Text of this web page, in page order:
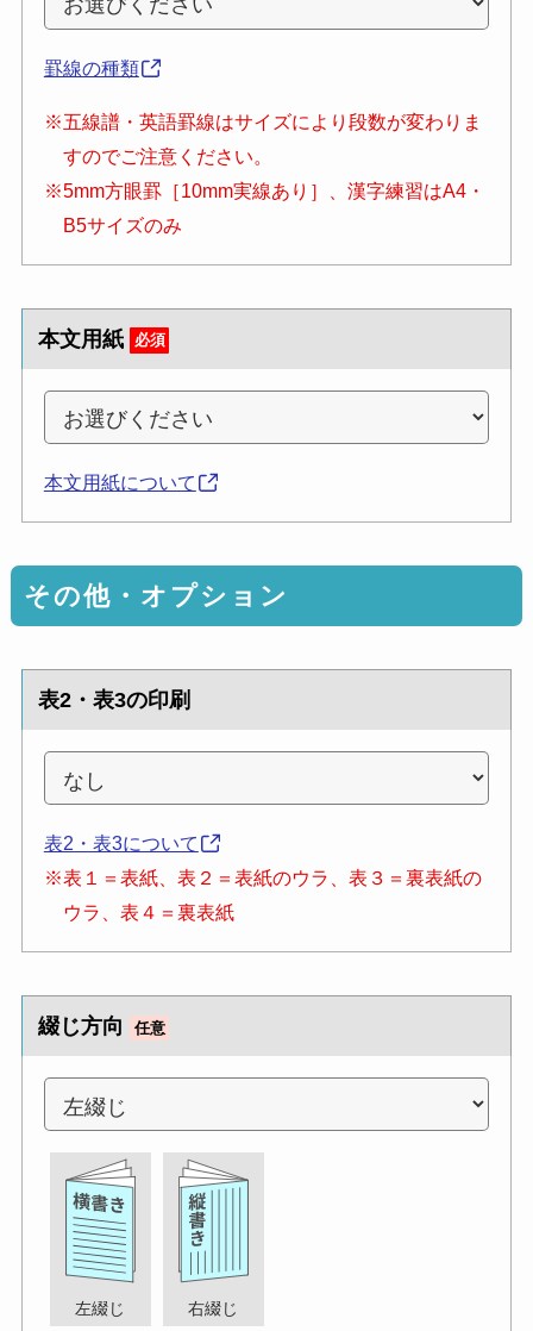
罫線の種類
※五線譜・英語罫線はサイズにより段数が変わりま
すのでご注意ください。
※5mm方眼罫［10mm実線あり］、漢字練習はA4・
B5サイズのみ
本文用紙 必須
本文用紙について
その他・オプション
表2・表3の印刷
表2・表3について
※表１＝表紙、表２＝表紙のウラ、表３＝裏表紙の
ウラ、表４＝裏表紙
綴じ方向 任意
左綴じ 右綴じ